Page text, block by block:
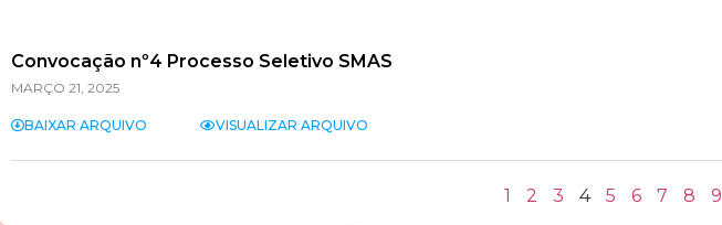
Convocação nº4 Processo Seletivo SMAS
MARÇO 21, 2025
BAIXAR ARQUIVO VISUALIZAR ARQUIVO
1 2 3 4 5 6 7 8 9